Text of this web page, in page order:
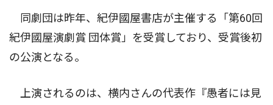
同劇団は昨年、紀伊國屋書店が主催する「第60回
紀伊國屋演劇賞 団体賞」を受賞しており、受賞後初
の公演となる。
上演されるのは、横内さんの代表作『愚者には見